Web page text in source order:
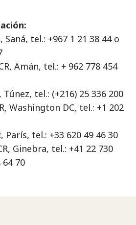
Saná, tel.: +967 1 21 38 44 o
Amán, tel.: + 962 778 454
Túnez, tel.: (+216) 25 336 200
Washington DC, tel.: +1 202
París, tel.: +33 620 49 46 30
Ginebra, tel.: +41 22 730
64 70